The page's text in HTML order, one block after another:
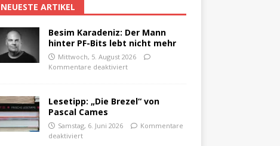
NEUESTE ARTIKEL
Besim Karadeniz: Der Mann
hinter PF-Bits lebt nicht mehr
Mittwoch, 5. August 2026
Kommentare deaktiviert
Lesetipp: „Die Brezel“ von
Pascal Cames
Samstag, 6. Juni 2026
Kommentare
deaktiviert